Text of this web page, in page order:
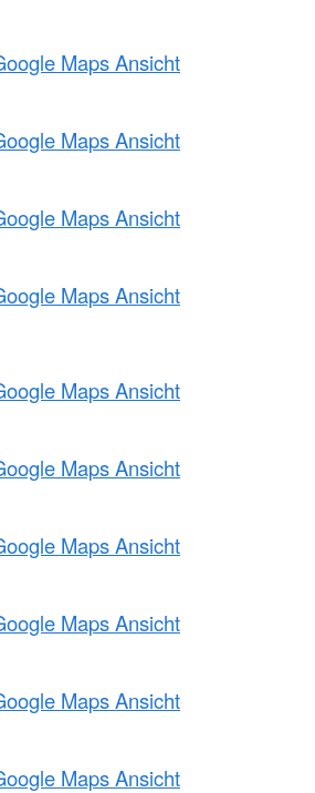
Maps Ansicht
Maps Ansicht
Maps Ansicht
Maps Ansicht
Maps Ansicht
Maps Ansicht
Maps Ansicht
Maps Ansicht
Maps Ansicht
Maps Ansicht